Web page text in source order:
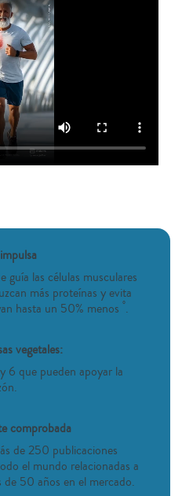
guía las células musculares
más proteínas y evita
hasta un 50% menos °.
vegetales:
6 que pueden apoyar la
comprobada
de 250 publicaciones
el mundo relacionadas a
50 años en el mercado.